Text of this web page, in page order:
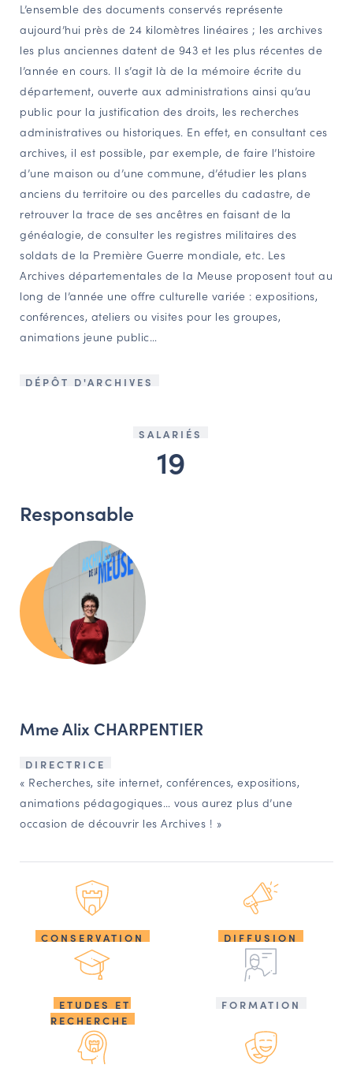
L’ensemble des documents conservés représente
aujourd’hui près de 24 kilomètres linéaires ; les archives
les plus anciennes datent de 943 et les plus récentes de
l’année en cours. Il s’agit là de la mémoire écrite du
département, ouverte aux administrations ainsi qu’au
public pour la justification des droits, les recherches
administratives ou historiques. En effet, en consultant ces
archives, il est possible, par exemple, de faire l’histoire
d’une maison ou d’une commune, d’étudier les plans
anciens du territoire ou des parcelles du cadastre, de
retrouver la trace de ses ancêtres en faisant de la
généalogie, de consulter les registres militaires des
soldats de la Première Guerre mondiale, etc. Les
Archives départementales de la Meuse proposent tout au
long de l’année une offre culturelle variée : expositions,
conférences, ateliers ou visites pour les groupes,
animations jeune public…
DÉPÔT D'ARCHIVES
SALARIÉS
19
Responsable
Mme Alix CHARPENTIER
DIRECTRICE
« Recherches, site internet, conférences, expositions,
animations pédagogiques… vous aurez plus d’une
occasion de découvrir les Archives ! »
CONSERVATION DIFFUSION
ETUDES ET
RECHERCHE
FORMATION